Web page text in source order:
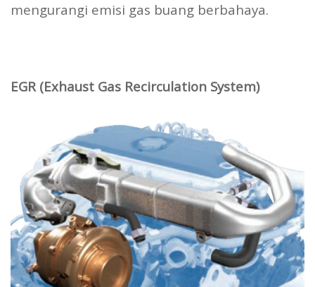
mengurangi emisi gas buang berbahaya.
EGR (Exhaust Gas Recirculation System)